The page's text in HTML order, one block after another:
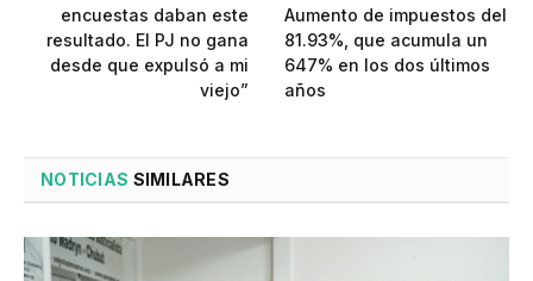
encuestas daban este
resultado. El PJ no gana
desde que expulsó a mi
viejo”
Aumento de impuestos del
81.93%, que acumula un
647% en los dos últimos
años
NOTICIAS SIMILARES